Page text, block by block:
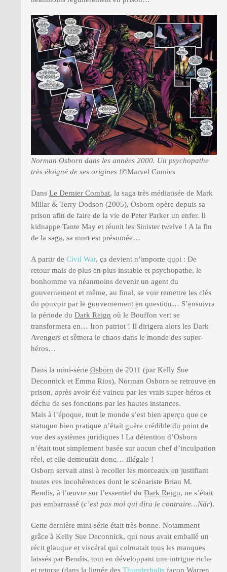
Norman Osborn dans les années 2000. Un psychopathe
très éloigné de ses origines !©Marvel Comics
Dans Le Dernier Combat, la saga très médiatisée de Mark
Millar & Terry Dodson (2005), Osborn opère depuis sa
prison afin de faire de la vie de Peter Parker un enfer. Il
kidnappe Tante May et réunit les Sinister twelve ! A la fin
de la saga, sa mort est présumée…
A partir de Civil War, ça devient n’importe quoi : De
retour mais de plus en plus instable et psychopathe, le
bonhomme va néanmoins devenir un agent du
gouvernement et même, au final, se voir remettre les clés
du pouvoir par le gouvernement en question… S’ensuivra
la période du Dark Reign où le Bouffon vert se
transformera en… Iron patriot ! Il dirigera alors les Dark
Avengers et sèmera le chaos dans le monde des super-
héros…
Dans la mini-série Osborn de 2011 (par Kelly Sue
Deconnick et Emma Rios), Norman Osborn se retrouve en
prison, après avoir été vaincu par les vrais super-héros et
déchu de ses fonctions par les hautes instances.
Mais à l’époque, tout le monde s’est bien aperçu que ce
statuquo bien pratique n’était guère crédible du point de
vue des systèmes juridiques ! La détention d’Osborn
n’était tout simplement basée sur aucun chef d’inculpation
réel, et elle demeurait donc… illégale !
Osborn servait ainsi à recoller les morceaux en justifiant
toutes ces incohérences dont le scénariste Brian M.
Bendis, à l’œuvre sur l’essentiel du Dark Reign, ne s’était
pas embarrassé (c’est pas moi qui dira le contraire…Ndr).
Cette dernière mini-série était très bonne. Notamment
grâce à Kelly Sue Deconnick, qui nous avait emballé un
récit glauque et viscéral qui colmatait tous les manques
laissés par Bendis, tout en développant une intrigue riche
et retorse (dans la lignée des Thunderbolts façon Warren